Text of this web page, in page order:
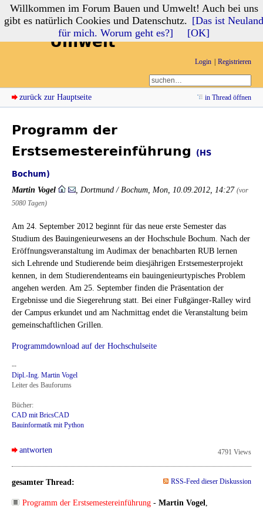
Forum Bauen und
Umwelt
Login Registrieren
zurück zur Hauptseite in Thread öffnen
Programm der
Erstsemestereinführung (HS
Bochum)
Martin Vogel Dortmund / Bochum Mon, 10.09.2012, 14:27 (vor
5080 Tagen)
Am 24. September 2012 beginnt für das neue erste Semester das
Studium des Bauingenieurwesens an der Hochschule Bochum. Nach der
Eröffnungsveranstaltung im Audimax der benachbarten RUB lernen
sich Lehrende und Studierende beim diesjährigen Erstsemesterprojekt
kennen, in dem Studierendenteams ein bauingenieurtypisches Problem
angehen werden. Am 25. September finden die Präsentation der
Ergebnisse und die Siegerehrung statt. Bei einer Fußgänger-Ralley wird
der Campus erkundet und am Nachmittag endet die Veranstaltung beim
gemeinschaftlichen Grillen.
Programmdownload auf der Hochschulseite
--
Dipl.-Ing. Martin Vogel
Leiter des Bauforums
Bücher:
CAD mit BricsCAD
Bauinformatik mit Python
antworten 4791 Views
gesamter Thread: RSS-Feed dieser Diskussion
Programm der Erstsemestereinführung - Martin Vogel,
Willkommen im Forum Bauen und Umwelt! Auch bei uns
gibt es natürlich Cookies und Datenschutz. [Das ist Neuland
für mich. Worum geht es?]
[OK]